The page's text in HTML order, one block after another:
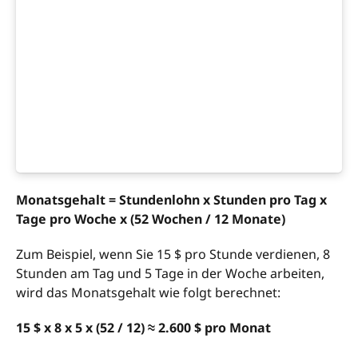
Monatsgehalt = Stundenlohn x Stunden pro Tag x
Tage pro Woche x (52 Wochen / 12 Monate)
Zum Beispiel, wenn Sie 15 $ pro Stunde verdienen, 8
Stunden am Tag und 5 Tage in der Woche arbeiten,
wird das Monatsgehalt wie folgt berechnet:
15 $ x 8 x 5 x (52 / 12) ≈ 2.600 $ pro Monat